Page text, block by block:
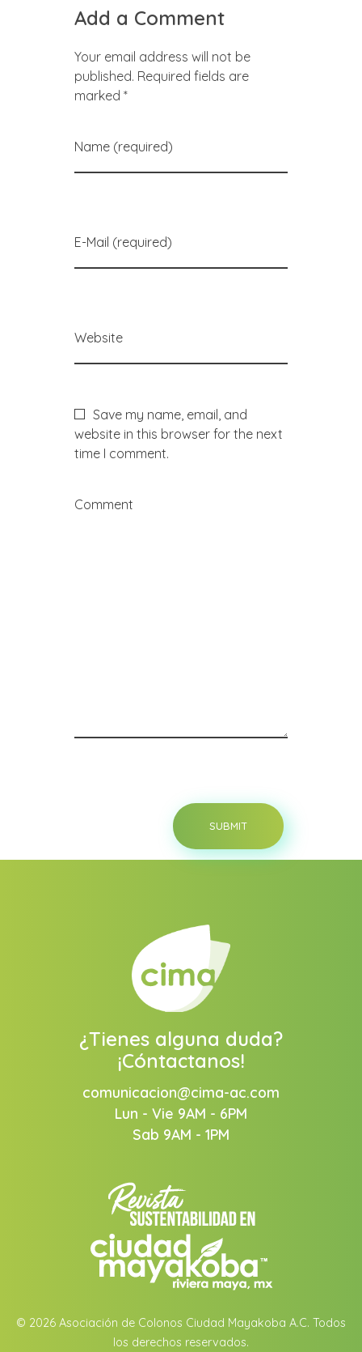
Add a Comment
Your email address will not be
published. Required fields are
marked *
Name (required)
E-Mail (required)
Website
Save my name, email, and
website in this browser for the next
time I comment.
Comment
¿Tienes alguna duda?
¡Cóntactanos!
comunicacion@cima-ac.com
Lun - Vie 9AM - 6PM
Sab 9AM - 1PM
© 2026 Asociación de Colonos Ciudad Mayakoba A.C. Todos
los derechos reservados.